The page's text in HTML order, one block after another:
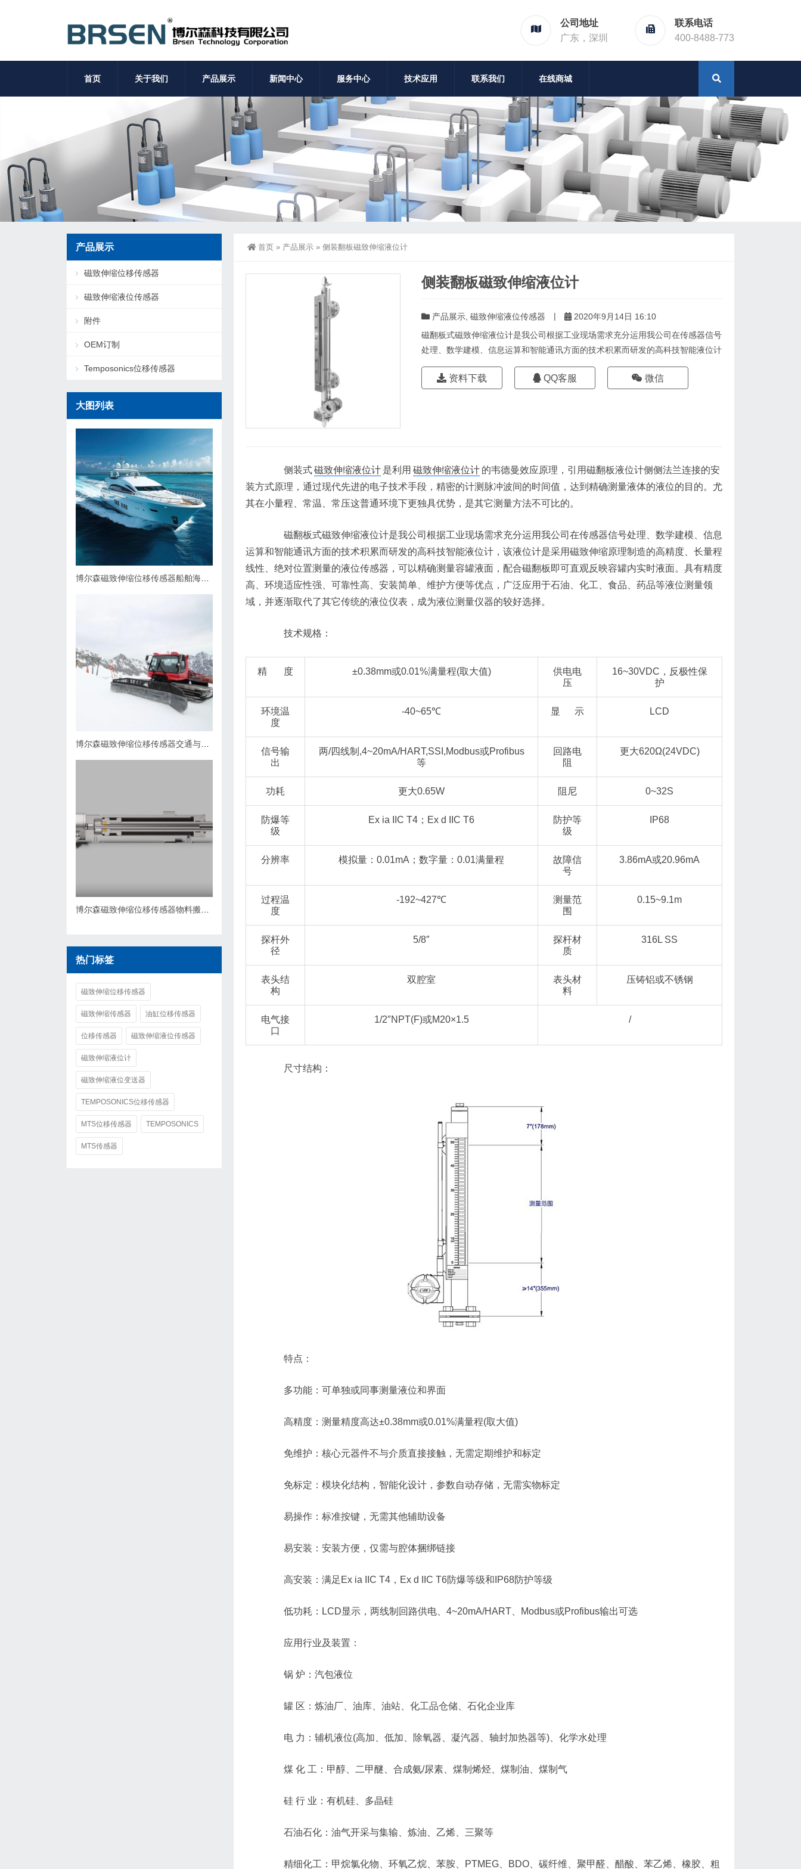
公司地址
广东，深圳
联系电话
400-8488-773
首页 关于我们 产品展示 新闻中心 服务中心 技术应用 联系我们 在线商城
首页 » 产品展示 » 侧装翻板磁致伸缩液位计
侧装翻板磁致伸缩液位计
产品展示 磁致伸缩液位传感器 |
2020年9月14日 16:10
磁翻板式磁致伸缩液位计是我公司根据工业现场需求充分运用我公司在传感器信号
处理、数学建模、信息运算和智能通讯方面的技术积累而研发的高科技智能液位计
资料下载 QQ客服 微信
侧装式磁致伸缩液位计 是利用 磁致伸缩液位计 的韦德曼效应原理，引用磁翻板液位计侧侧法兰连接的安
装方式原理，通过现代先进的电子技术手段，精密的计测脉冲波间的时间值，达到精确测量液体的液位的目的。尤
其在小量程、常温、常压这普通环境下更独具优势，是其它测量方法不可比的。
磁翻板式磁致伸缩液位计是我公司根据工业现场需求充分运用我公司在传感器信号处理、数学建模、信息
运算和智能通讯方面的技术积累而研发的高科技智能液位计，该液位计是采用磁致伸缩原理制造的高精度、长量程
线性、绝对位置测量的液位传感器，可以精确测量容罐液面，配合磁翻板即可直观反映容罐内实时液面。具有精度
高、环境适应性强、可靠性高、安装简单、维护方便等优点，广泛应用于石油、化工、食品、药品等液位测量领
域，并逐渐取代了其它传统的液位仪表，成为液位测量仪器的较好选择。
技术规格：
精 度 ±0.38mm或0.01%满量程(取大值)
供电电
压
16~30VDC，反极性保
护
环境温
度
-40~65℃ 显 示 LCD
信号输
出
两/四线制,4~20mA/HART,SSI,Modbus或Profibus
等
回路电
阻
更大620Ω(24VDC)
功耗 更大0.65W 阻尼 0~32S
防爆等
级
Ex ia IIC T4；Ex d IIC T6
防护等
级
IP68
分辨率 模拟量：0.01mA；数字量：0.01满量程
故障信
号
3.86mA或20.96mA
过程温
度
-192~427℃
测量范
围
0.15~9.1m
探杆外
径
5/8″
探杆材
质
316L SS
表头结
构
双腔室
表头材
料
压铸铝或不锈钢
电气接
口
1/2″NPT(F)或M20×1.5 /
尺寸结构：
特点：
多功能：可单独或同事测量液位和界面
高精度：测量精度高达±0.38mm或0.01%满量程(取大值)
免维护：核心元器件不与介质直接接触，无需定期维护和标定
免标定：模块化结构，智能化设计，参数自动存储，无需实物标定
易操作：标准按键，无需其他辅助设备
易安装：安装方便，仅需与腔体捆绑链接
高安装：满足Ex ia IIC T4，Ex d IIC T6防爆等级和IP68防护等级
低功耗：LCD显示，两线制回路供电、4~20mA/HART、Modbus或Profibus输出可选
应用行业及装置：
锅 炉：汽包液位
罐 区：炼油厂、油库、油站、化工品仓储、石化企业库
电 力：辅机液位(高加、低加、除氧器、凝汽器、轴封加热器等)、化学水处理
煤 化 工：甲醇、二甲醚、合成氨/尿素、煤制烯烃、煤制油、煤制气
硅 行 业：有机硅、多晶硅
石油石化：油气开采与集输、炼油、乙烯、三聚等
精细化工：甲烷氯化物、环氧乙烷、苯胺、PTMEG、BDO、碳纤维、聚甲醛、醋酸、苯乙烯、橡胶、粗
产品展示
磁致伸缩位移传感器
磁致伸缩液位传感器
附件
OEM订制
Temposonics位移传感器
大图列表
热门标签
磁致伸缩位移传感器
磁致伸缩传感器 油缸位移传感器
位移传感器 磁致伸缩液位传感器
磁致伸缩液位计
磁致伸缩液位变送器
TEMPOSONICS位移传感器
MTS位移传感器 TEMPOSONICS
MTS传感器